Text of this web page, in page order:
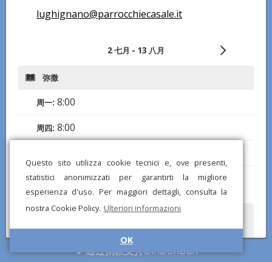
Questo sito utilizza cookie tecnici e, ove presenti,
statistici anonimizzati per garantirti la migliore
esperienza d'uso. Per maggiori dettagli, consulta la
nostra Cookie Policy. Ulteriori informazioni
OK
lughignano@parrocchiecasale.it
2 七月 - 13 八月
弥撒
周一: 8:00
周四: 8:00
周日: 9:30
正！
通过捐款支持DinDonDan